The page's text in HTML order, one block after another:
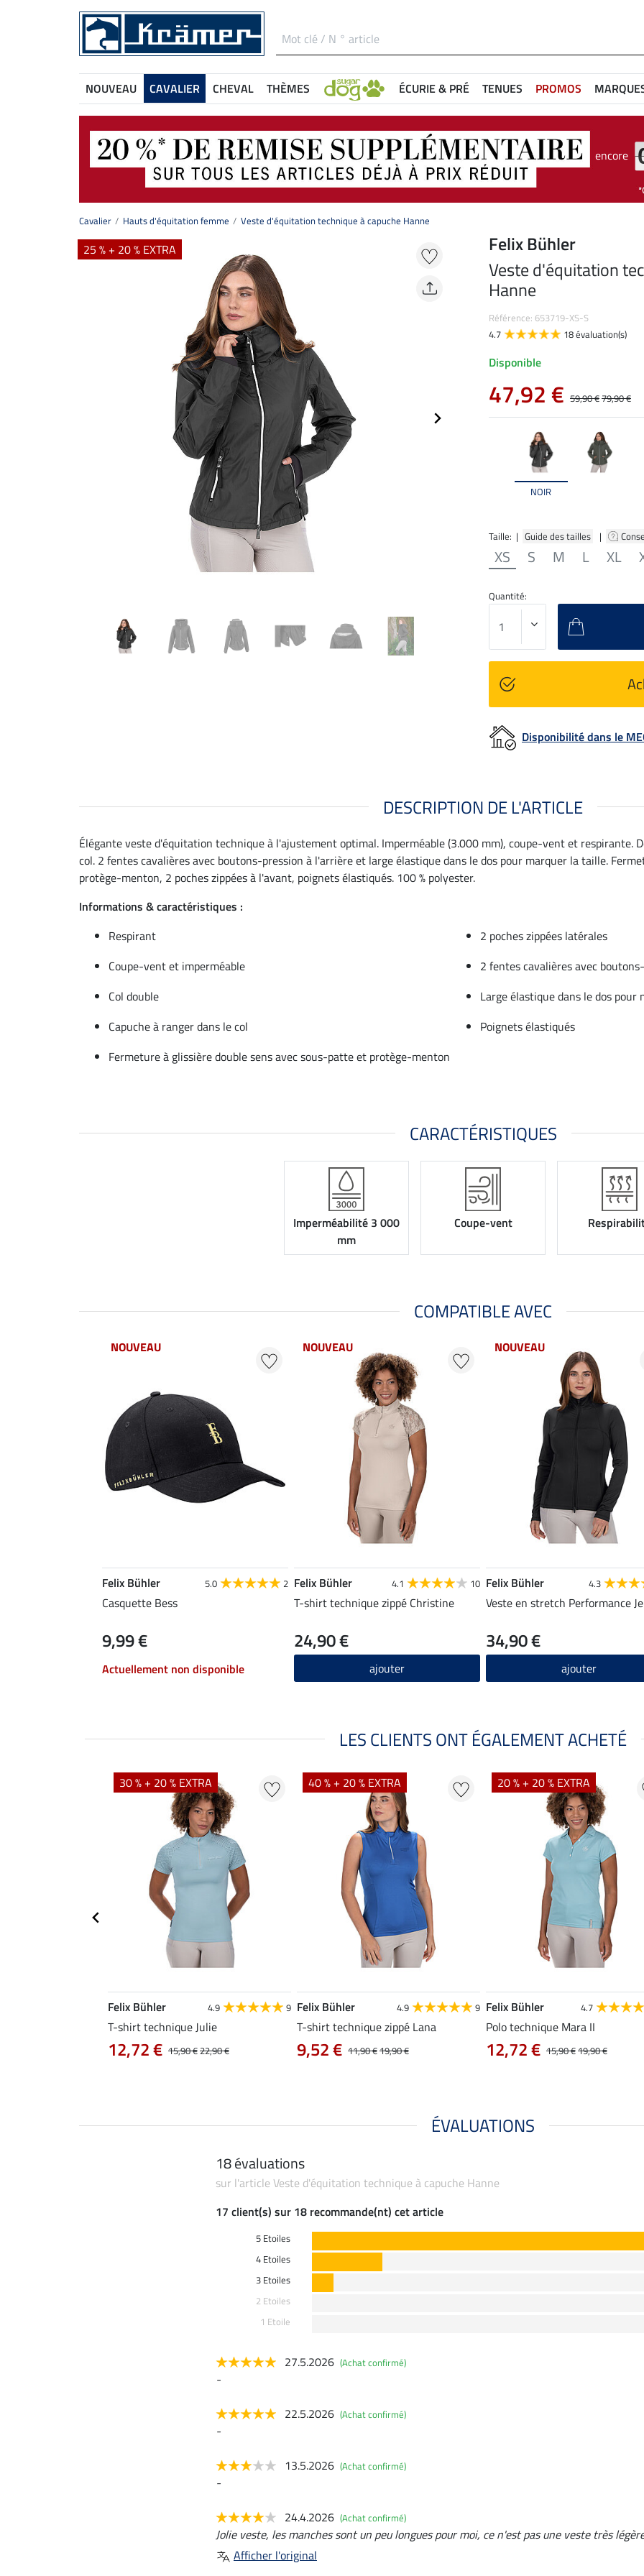
NOUVEAU CAVALIER CHEVAL THÈMES ÉCURIE & PRÉ TENUES PROMOS
encore
Cavalier Hauts d'équitation femme Veste d'équitation technique à capuche Hanne
25 % + 20 % EXTRA
NOIR
Taille: | Guide des tailles |
XS S M L XL
Felix Bühler
Veste d'équitation
Hanne
Référence: 653719-XS-S
4.7
18 évaluation(s)
Disponible
47,92 € 59,90 €79,90 €
Quantité:
Disponibilité dans le
DESCRIPTION DE L'ARTICLE
Élégante veste d'équitation technique à l'ajustement optimal. Imperméable (3.000 mm), coupe-vent et respirante.
col. 2 fentes cavalières avec boutons-pression à l'arrière et large élastique dans le dos pour marquer la taille.
protège-menton, 2 poches zippées à l'avant, poignets élastiqués. 100 % polyester.
Informations & caractéristiques :
Respirant
2 poches zippées latérales
Coupe-vent et imperméable
2 fentes cavalières avec
Col double
Large élastique dans le dos
Capuche à ranger dans le col
Poignets élastiqués
Fermeture à glissière double sens avec sous-patte et protège-menton
CARACTÉRISTIQUES
Imperméabilité 3 000
mm
Coupe-vent
COMPATIBLE AVEC
NOUVEAU
Felix Bühler 5.0 2
Casquette Bess
9,99 €
Actuellement non disponible
NOUVEAU
Felix Bühler 4.1 10
T-shirt technique zippé Christine
24,90 €
ajouter
NOUVEAU
Felix Bühler 4.3
Veste en stretch Performance
34,90 €
ajouter
LES CLIENTS ONT ÉGALEMENT ACHETÉ
30 % + 20 % EXTRA
Felix Bühler 4.9 9
T-shirt technique Julie
15,90 €22,90 €
12,72 €
40 % + 20 % EXTRA
Felix Bühler 4.9 9
T-shirt technique zippé Lana
11,90 €19,90 €
9,52 €
20 % + 20 % EXTRA
Felix Bühler 4.7
Polo technique Mara II
15,90 €19,90 €
12,72 €
ÉVALUATIONS
18 évaluations
sur l'article Veste d'équitation technique à capuche Hanne
17 client(s) sur 18 recommande(nt) cet article
5 Etoiles
4 Etoiles
3 Etoiles
2 Etoiles
1 Etoile
27.5.2026 (Achat confirmé)
-
22.5.2026 (Achat confirmé)
-
13.5.2026 (Achat confirmé)
-
24.4.2026 (Achat confirmé)
Jolie veste, les manches sont un peu longues pour moi, ce n'est pas une veste très
Afficher l'original